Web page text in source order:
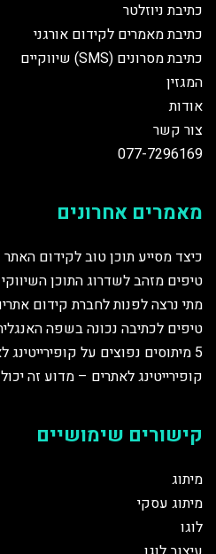
כתיבת ניוזלטר
כתיבת מאמרים לקידום אורגני
כתיבת מסרונים (SMS) שיווקיים
המגזין
אודות
צור קשר
077-7296169
מאמרים אחרונים
כיצד מסייע תוכן טוב לקידום האתר
טיפים מזהב לשדרוג התוכן
מתי נרצה לפנות לחברת קידום
טיפים לכתיבה נכונה בשפה
5 מיתוסים נפוצים על קופירייטינג לאתר אינטרנט
קופירייטינג לאתרים – מדוע זה
קישורים שימושיים
מיתוג
מיתוג עסקי
לוגו